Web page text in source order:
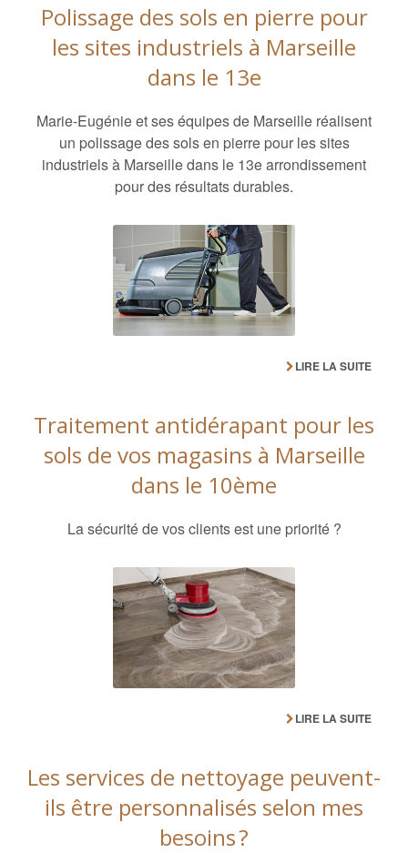
Polissage des sols en pierre pour
les sites industriels à Marseille
dans le 13e
Marie-Eugénie et ses équipes de Marseille réalisent
un polissage des sols en pierre pour les sites
industriels à Marseille dans le 13e arrondissement
pour des résultats durables.
LIRE LA SUITE
Traitement antidérapant pour les
sols de vos magasins à Marseille
dans le 10ème
La sécurité de vos clients est une priorité ?
LIRE LA SUITE
Les services de nettoyage peuvent-
ils être personnalisés selon mes
besoins ?